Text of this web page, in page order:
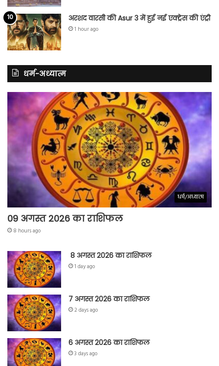
अरशद वारसी की Asur 3 में हुई नई एक्ट्रेस की एंट्री
1 hour ago
धर्म-अध्यात्म
धर्म/अध्यात्म
09 अगस्त 2026 का राशिफल
8 hours ago
8 अगस्त 2026 का राशिफल
1 day ago
7 अगस्त 2026 का राशिफल
2 days ago
6 अगस्त 2026 का राशिफल
3 days ago